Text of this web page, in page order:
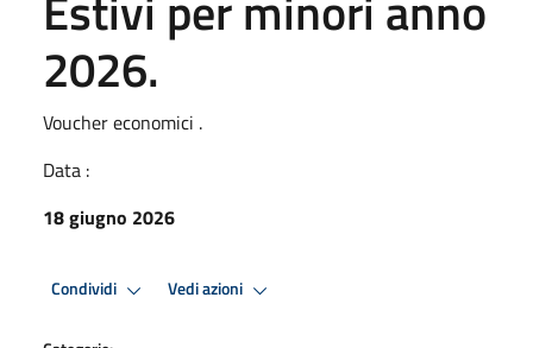
2026.
Voucher economici .
Data :
18 giugno 2026
Condividi Vedi azioni